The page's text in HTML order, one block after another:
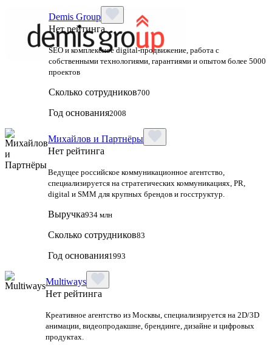
Demis Group
Нет рейтинга
SEO и комплексное digital-продвижение, работа с
собственными технологиями, гарантиями и опытом более 5000
проектов
Сколько сотрудников700
Год основания2008
Михайлов и Партнёры
Нет рейтинга
Ведущее российское коммуникационное агентство,
специализируется на стратегических коммуникациях, PR,
digital и SMM для крупных брендов и госструктур.
Выручка934 млн
Сколько сотрудников83
Год основания1993
Multiways
Нет рейтинга
Креативное агентство из Москвы, специализируется на 2D/3D
анимации, видеопродакшне, брендинге, дизайне и цифровых
продуктах.